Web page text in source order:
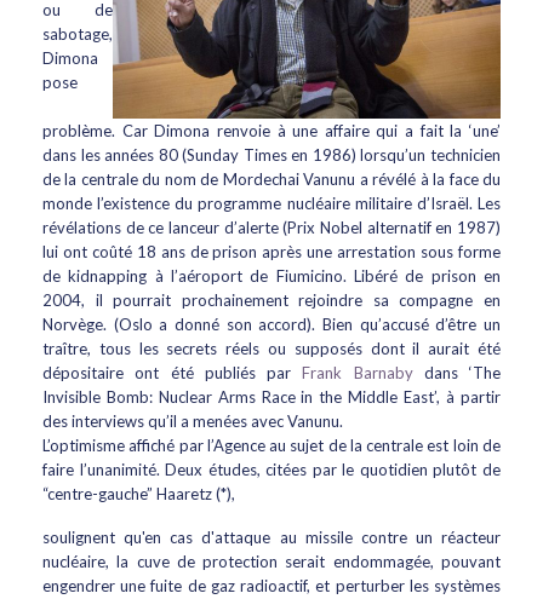
ou de
sabotage,
Dimona
pose
problème. Car Dimona renvoie à une affaire qui a fait la ‘une’
dans les années 80 (Sunday Times en 1986) lorsqu’un technicien
de la centrale du nom de Mordechai Vanunu a révélé à la face du
monde l’existence du programme nucléaire militaire d’Israël. Les
révélations de ce lanceur d’alerte (Prix Nobel alternatif en 1987)
lui ont coûté 18 ans de prison après une arrestation sous forme
de kidnapping à l’aéroport de Fiumicino. Libéré de prison en
2004, il pourrait prochainement rejoindre sa compagne en
Norvège. (Oslo a donné son accord). Bien qu’accusé d’être un
traître, tous les secrets réels ou supposés dont il aurait été
dépositaire ont été publiés parFrank Barnabydans ‘The
Invisible Bomb: Nuclear Arms Race in the Middle East’, à partir
des interviews qu’il a menées avec Vanunu.
L’optimisme affiché par l’Agence au sujet de la centrale est loin de
faire l’unanimité. Deux études, citées par le quotidien plutôt de
“centre-gauche” Haaretz (*),
soulignent qu'en cas d'attaque au missile contre un réacteur
nucléaire, la cuve de protection serait endommagée, pouvant
engendrer une fuite de gaz radioactif, et perturber les systèmes